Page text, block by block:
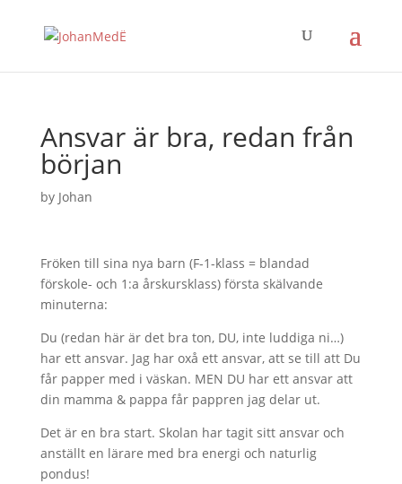
Ansvar är bra, redan från
början
by Johan
Fröken till sina nya barn (F-1-klass = blandad
förskole- och 1:a årskursklass) första skälvande
minuterna:
Du (redan här är det bra ton, DU, inte luddiga ni…)
har ett ansvar. Jag har oxå ett ansvar, att se till att Du
får papper med i väskan. MEN DU har ett ansvar att
din mamma & pappa får pappren jag delar ut.
Det är en bra start. Skolan har tagit sitt ansvar och
anställt en lärare med bra energi och naturlig
pondus!